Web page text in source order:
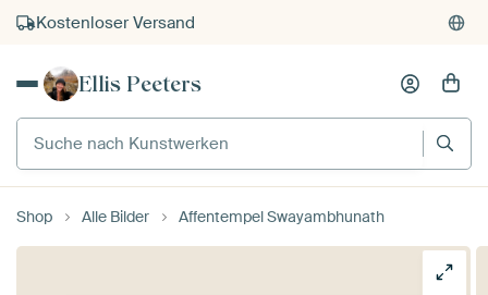
Kostenloser Versand
Kauf auf Rechnung
Ellis Peeters
Suche nach Kunstwerken
Shop Alle Bilder Affentempel Swayambhunath